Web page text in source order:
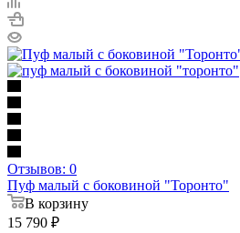
Отзывов: 0
Пуф малый с боковиной "Торонто"
В корзину
15 790 ₽